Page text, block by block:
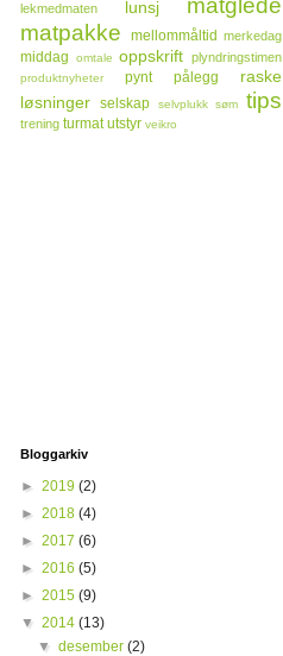
lekmedmaten lunsj
matglede
matpakke
mellommåltid merkedag
middag omtale oppskrift plyndringstimen
produktnyheter pynt pålegg
raske
løsninger selskap selvplukk søm tips
trening turmat utstyr veikro
Bloggarkiv
► 2019 (2)
► 2018 (4)
► 2017 (6)
► 2016 (5)
► 2015 (9)
▼ 2014 (13)
▼desember(2)